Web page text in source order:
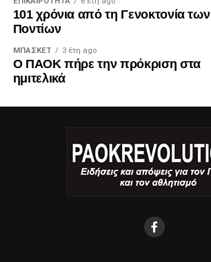
101 χρόνια από τη Γενοκτονία των
Ποντίων
ΜΠΆΣΚΕΤ 3 έτη ago
Ο ΠΑΟΚ πήρε την πρόκριση στα
ημιτελικά